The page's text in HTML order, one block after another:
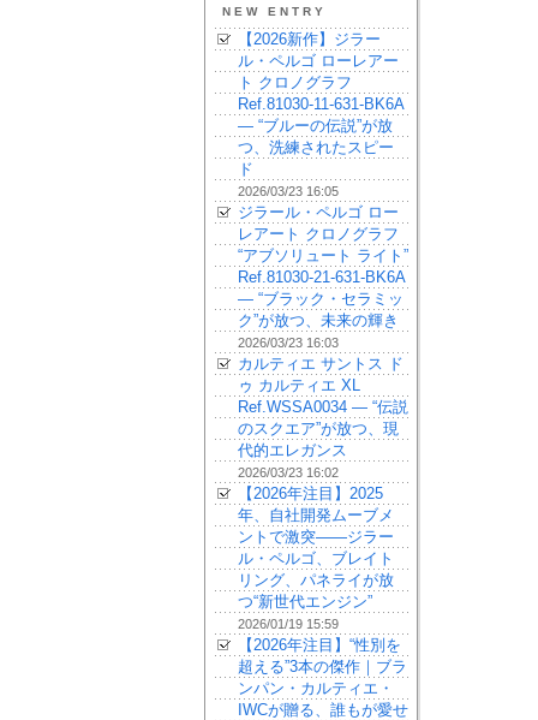
NEW ENTRY
【2026新作】ジラー
ル・ペルゴ ローレアー
ト クロノグラフ
Ref.81030-11-631-BK6A
— “ブルーの伝説”が放
つ、洗練されたスピー
ド
2026/03/23 16:05
ジラール・ペルゴ ロー
レアート クロノグラフ
“アブソリュート ライト”
Ref.81030-21-631-BK6A
— “ブラック・セラミッ
ク”が放つ、未来の輝き
2026/03/23 16:03
カルティエ サントス ド
ゥ カルティエ XL
Ref.WSSA0034 — “伝説
のスクエア”が放つ、現
代的エレガンス
2026/03/23 16:02
【2026年注目】2025
年、自社開発ムーブメ
ントで激突——ジラー
ル・ペルゴ、ブレイト
リング、パネライが放
つ“新世代エンジン”
2026/01/19 15:59
【2026年注目】“性別を
超える”3本の傑作｜ブラ
ンパン・カルティエ・
IWCが贈る、誰もが愛せ